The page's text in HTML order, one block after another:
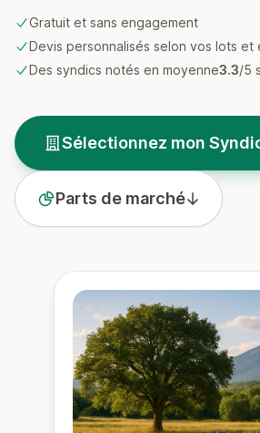
Gratuit et sans engagement
Devis personnalisés selon vos lots et
Des syndics notés en moyenne3.3/5
Sélectionnez mon
Parts de marché